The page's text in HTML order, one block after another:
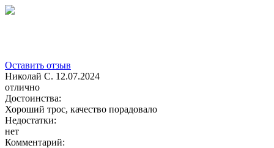
Оставить отзыв
Николай С. 12.07.2024
отлично
Достоинства:
Хороший трос, качество порадовало
Недостатки:
нет
Комментарий: